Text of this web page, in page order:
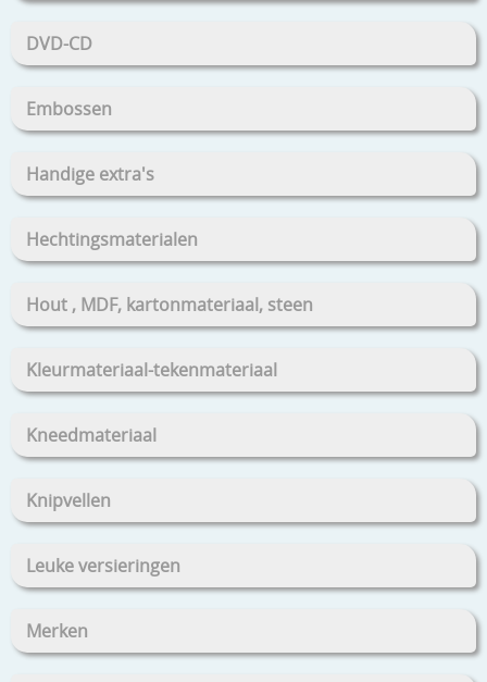
DVD-CD
Embossen
Handige extra's
Hechtingsmaterialen
Hout , MDF, kartonmateriaal, steen
Kleurmateriaal-tekenmateriaal
Kneedmateriaal
Knipvellen
Leuke versieringen
Merken